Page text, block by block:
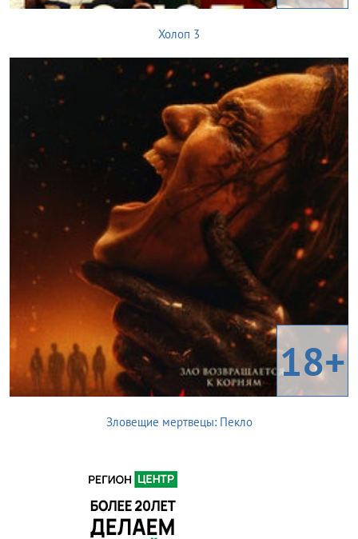
Холоп 3
18+
Зловещие мертвецы: Пекло